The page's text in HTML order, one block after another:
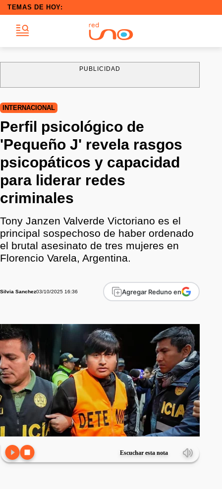
TEMAS DE HOY:
PUBLICIDAD
INTERNACIONAL
Perfil psicológico de
'Pequeño J' revela rasgos
psicopáticos y capacidad
para liderar redes
criminales
Tony Janzen Valverde Victoriano es el
principal sospechoso de haber ordenado
el brutal asesinato de tres mujeres en
Florencio Varela, Argentina.
Silvia Sanchez03/10/2025 16:36 Agregar Reduno en
Escuchar esta nota